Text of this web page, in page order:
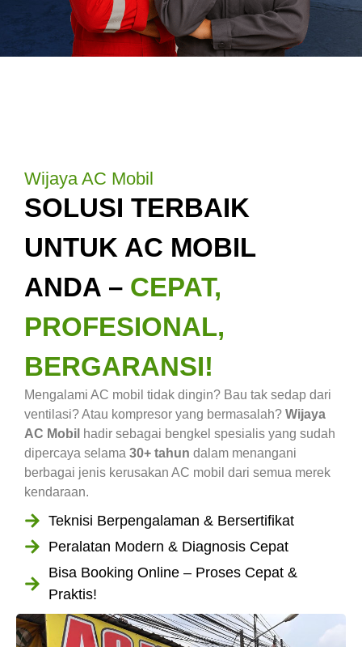
Wijaya AC Mobil
SOLUSI TERBAIK
UNTUK AC MOBIL
ANDA – CEPAT,
PROFESIONAL,
BERGARANSI!
Mengalami AC mobil tidak dingin? Bau tak sedap dari
ventilasi? Atau kompresor yang bermasalah? Wijaya
AC Mobil hadir sebagai bengkel spesialis yang sudah
dipercaya selama 30+ tahun dalam menangani
berbagai jenis kerusakan AC mobil dari semua merek
kendaraan.
Teknisi Berpengalaman & Bersertifikat
Peralatan Modern & Diagnosis Cepat
Bisa Booking Online – Proses Cepat &
Praktis!